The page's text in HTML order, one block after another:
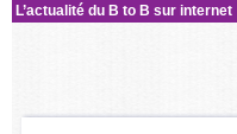
L’actualité du B to B sur internet